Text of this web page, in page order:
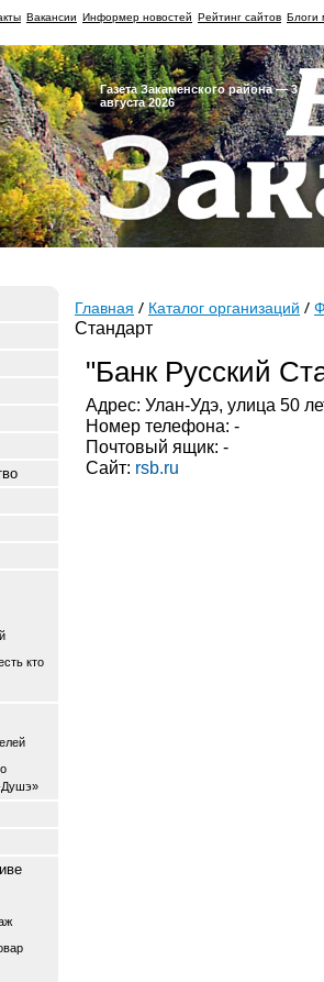
Вакансии Информер новостей Рейтинг сайтов Блоги
Газета Закаменского района — 3
августа 2026
кто
Душэ»
Главная Каталог организаций
Стандарт
"Банк Русский
Адрес: Улан-Удэ, улица 50
Номер телефона: -
Почтовый ящик: -
Сайт: rsb.ru